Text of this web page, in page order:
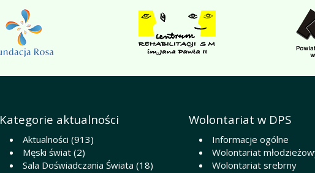
Kategorie aktualności
Aktualności (913)
Męski świat (2)
Sala Doświadczania Świata (18)
Wolontariat w DPS
Informacje ogólne
Wolontariat
Wolontariat srebrny